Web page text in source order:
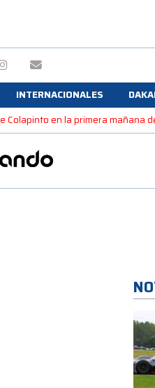
INTERNACIONALES
Colapinto en la primera mañana